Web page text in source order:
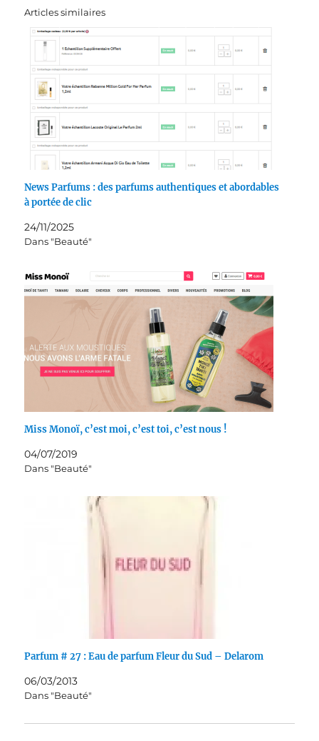
Articles similaires
News Parfums : des parfums authentiques et abordables
à portée de clic
24/11/2025
Dans "Beauté"
Miss Monoï, c’est moi, c’est toi, c’est nous !
04/07/2019
Dans "Beauté"
Parfum # 27 : Eau de parfum Fleur du Sud – Delarom
06/03/2013
Dans "Beauté"